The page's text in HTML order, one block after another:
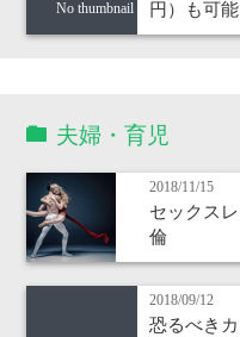
No thumbnail
円）も可
夫婦・育児
2018/11/15
セックス
倫
2018/09/12
恐るべき